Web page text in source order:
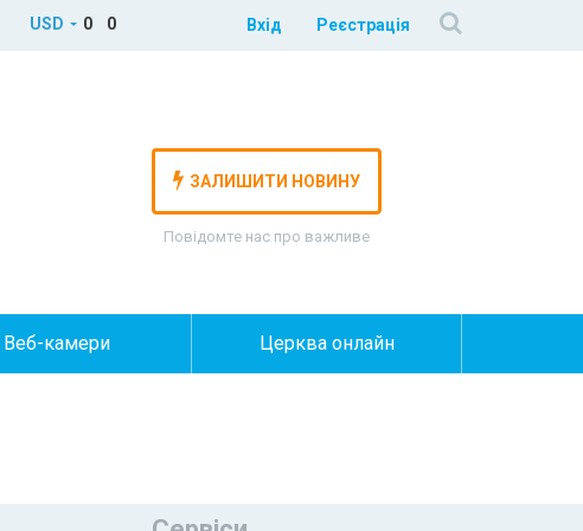
USD 0 0 Вхід Реєстрація
ЗАЛИШИТИ НОВИНУ
Повідомте нас про важливе
Веб-камери Церква онлайн